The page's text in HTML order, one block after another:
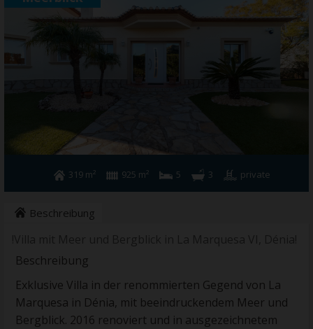
ÜBER UNS
Costa Blanca
DENIA
319 m² 925 m² 5 3 private
Beschreibung
Beschreibung
Exklusive Villa in der renommierten Gegend von La
Marquesa in Dénia, mit beeindruckendem Meer und
Bergblick. 2016 renoviert und in ausgezeichnetem